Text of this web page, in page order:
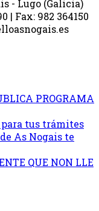
- Lugo (Galicia)
| Fax: 982 364150
PROGRAMA
tus trámites
As Nogais te
QUE NON LLE